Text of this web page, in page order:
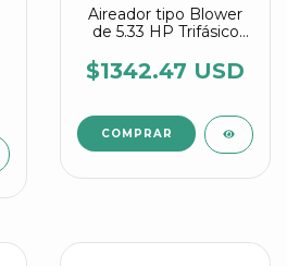
Aireador tipo Blower
de 5.33 HP Trifásico
C2 Agrair
$1342.47 USD